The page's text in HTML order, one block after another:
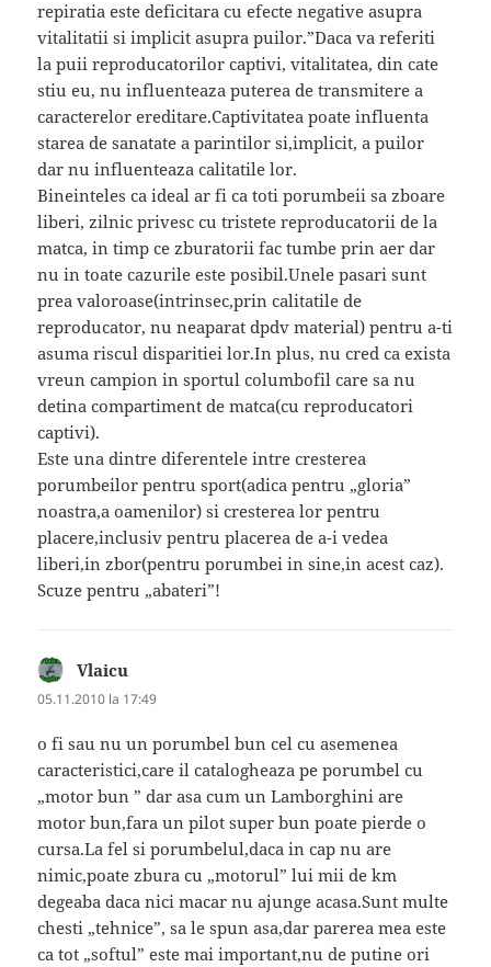
repiratia este deficitara cu efecte negative asupra
vitalitatii si implicit asupra puilor.”Daca va referiti
la puii reproducatorilor captivi, vitalitatea, din cate
stiu eu, nu influenteaza puterea de transmitere a
caracterelor ereditare.Captivitatea poate influenta
starea de sanatate a parintilor si,implicit, a puilor
dar nu influenteaza calitatile lor.
Bineinteles ca ideal ar fi ca toti porumbeii sa zboare
liberi, zilnic privesc cu tristete reproducatorii de la
matca, in timp ce zburatorii fac tumbe prin aer dar
nu in toate cazurile este posibil.Unele pasari sunt
prea valoroase(intrinsec,prin calitatile de
reproducator, nu neaparat dpdv material) pentru a-ti
asuma riscul disparitiei lor.In plus, nu cred ca exista
vreun campion in sportul columbofil care sa nu
detina compartiment de matca(cu reproducatori
captivi).
Este una dintre diferentele intre cresterea
porumbeilor pentru sport(adica pentru „gloria”
noastra,a oamenilor) si cresterea lor pentru
placere,inclusiv pentru placerea de a-i vedea
liberi,in zbor(pentru porumbei in sine,in acest caz).
Scuze pentru „abateri”!
Vlaicu
05.11.2010 la 17:49
o fi sau nu un porumbel bun cel cu asemenea
caracteristici,care il catalogheaza pe porumbel cu
„motor bun ” dar asa cum un Lamborghini are
motor bun,fara un pilot super bun poate pierde o
cursa.La fel si porumbelul,daca in cap nu are
nimic,poate zbura cu „motorul” lui mii de km
degeaba daca nici macar nu ajunge acasa.Sunt multe
chesti „tehnice”, sa le spun asa,dar parerea mea este
ca tot „softul” este mai important,nu de putine ori